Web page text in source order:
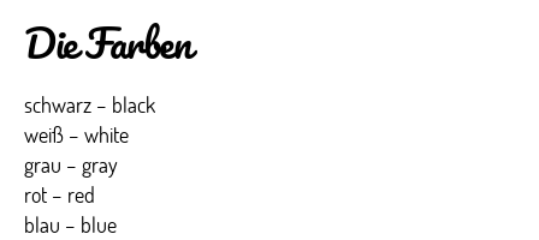
Die Farben
schwarz – black
weiß – white
grau – gray
rot – red
blau – blue